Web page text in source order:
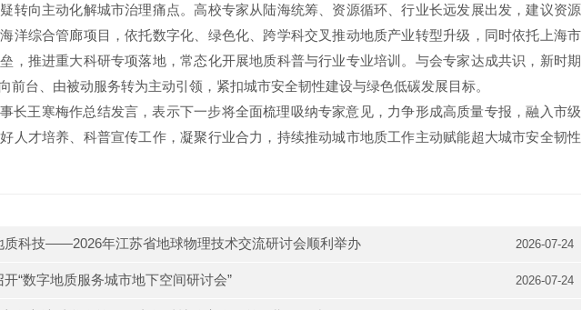
转向主动化解城市治理痛点。高校专家从陆海统筹、资源循环、行业长远发展出发，建议资源
洋综合管廊项目，依托数字化、绿色化、跨学科交叉推动地质产业转型升级，同时依托上海市
，推进重大科研专项落地，常态化开展地质科普与行业专业培训。与会专家达成共识，新时期
前台、由被动服务转为主动引领，紧扣城市安全韧性建设与绿色低碳发展目标。
事长王寒梅作总结发言，表示下一步将全面梳理吸纳专家意见，力争形成高质量专报，融入市级
人才培养、科普宣传工作，凝聚行业合力，持续推动城市地质工作主动赋能超大城市安全韧性
科技——2026年江苏省地球物理技术交流研讨会顺利举办 2026-07-24
“数字地质服务城市地下空间研讨会” 2026-07-24